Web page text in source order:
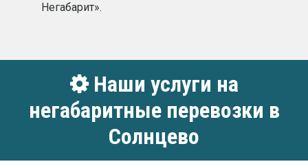
Негабарит».
Наши услуги на
негабаритные перевозки в
Солнцево